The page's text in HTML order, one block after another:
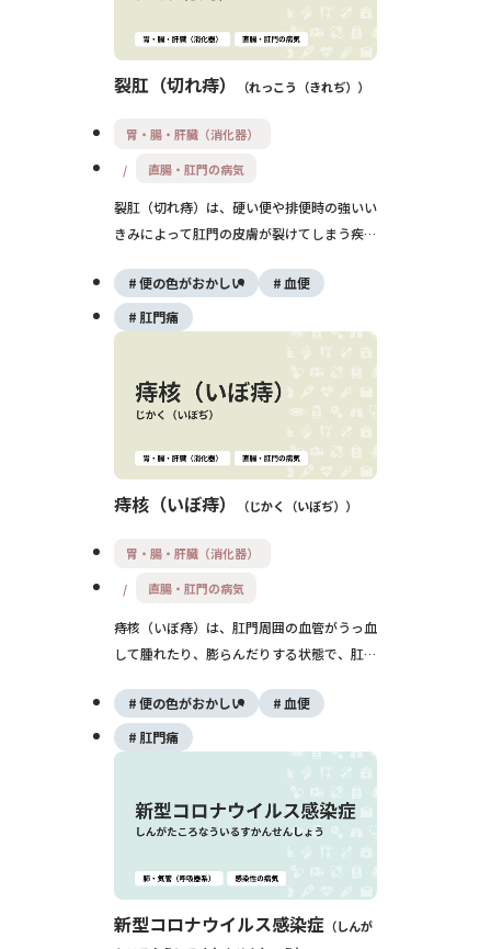
裂肛（切れ痔） れっこう（きれぢ）
胃・腸・肝臓（消化器）
直腸・肛門の病気
裂肛（切れ痔）は、硬い便や排便時の強いい
きみによって肛門の皮膚が裂けてしまう疾患
ることで便秘を悪化させ、再発を繰り返す悪
循環に陥ることもあります。生活習慣の見直
しと薬物療法が基本で、慢性化した場合は手
便の色がおかしい
血便
肛門痛
痔核（いぼ痔） じかく（いぼぢ）
胃・腸・肝臓（消化器）
直腸・肛門の病気
痔核（いぼ痔）は、肛門周囲の血管がうっ血
して腫れたり、膨らんだりする状態で、肛門
や違和感、痛み、脱出感などの症状を伴い、
便秘やいきみなどが原因で悪化します。生活
習慣の改善と、症状に応じた治療が重要で
便の色がおかしい
血便
肛門痛
新型コロナウイルス感染症
しんが